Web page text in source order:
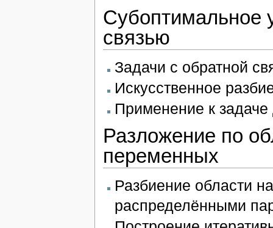
Субоптимальное
связью
Задачи с обратной
Искусственное
Применение к
Разложение по
переменных
Разбиение области
распределёнными